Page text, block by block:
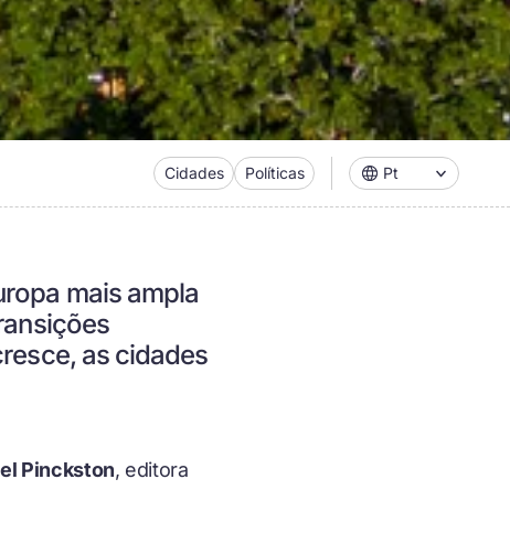
Cidades Políticas Pt
mais ampla
as cidades
Pinckston, editora